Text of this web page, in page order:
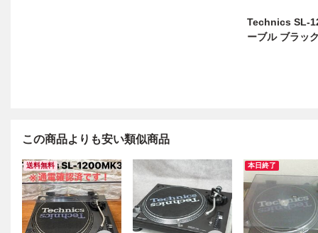
Technics SL-
ーブル ブラッ
この商品よりも安い類似商品
送料無料 本日終了